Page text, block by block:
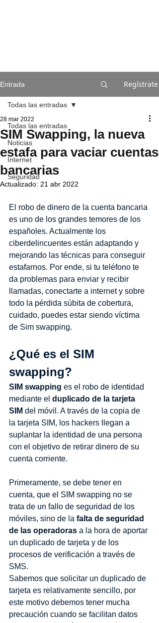
Entrada Regístrate
Todas las entradas
Noticias
Internet
Seguridad
Todas las entradas
SIM Swapping, la nueva
estafa para vaciar cuentas
bancarias
28 mar 2022
Actualizado: 21 abr 2022
El robo de dinero de la cuenta bancaria
es uno de los grandes temores de los
españoles. Actualmente los
ciberdelincuentes están adaptando y
mejorando las técnicas para conseguir
estafarnos. Por ende, si tu teléfono te
da problemas para enviar y recibir
llamadas, conectarte a internet y sobre
todo la pérdida súbita de cobertura,
cuidado, puedes estar siendo víctima
de Sim swapping.
¿Qué es el SIM
swapping?
SIM swapping es el robo de identidad
mediante el duplicado de la tarjeta
SIM del móvil. A través de la copia de
la tarjeta SIM, los hackers llegan a
suplantar la identidad de una persona
con el objetivo de retirar dinero de su
cuenta corriente.
Primeramente, se debe tener en
cuenta, que el SIM swapping no se
trata de un fallo de seguridad de los
móviles, sino de la falta de seguridad
de las operadoras a la hora de aportar
un duplicado de tarjeta y de los
procesos de verificación a través de
SMS.
Sabemos que solicitar un duplicado de
tarjeta es relativamente sencillo, por
este motivo debemos tener mucha
precaución cuando se facilitan datos